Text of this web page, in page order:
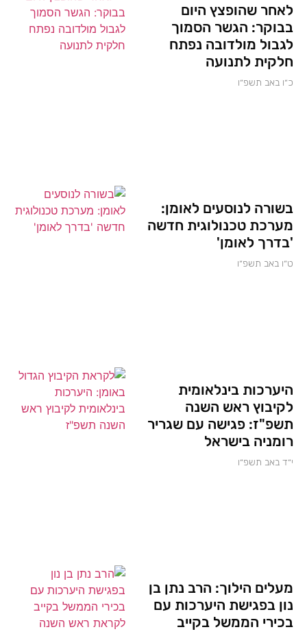
לאחר שהופצץ היום
בבוקר: הגשר הסמוך
לגבול מולדובה נפתח
חלקית לתנועה
כ״ו באב תשפ״ו
בשורה לנוסעים לאומן:
מערכת טכנולוגית חדשה
'בדרך לאומן'
ט״ו באב תשפ״ו
היערכות בינלאומית
לקיבוץ ראש השנה
תשפ"ז: פגישה עם שגריר
רומניה בישראל
י״ד באב תשפ״ו
מעלים הילוך: הרב נתן בן
נון בפגישת היערכות עם
בכירי הממשל בקייב